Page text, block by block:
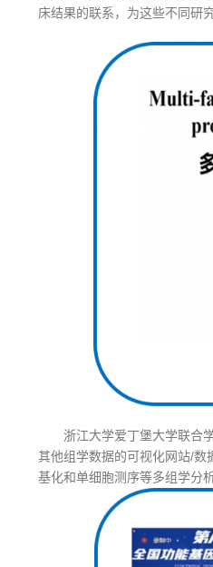
床结果的联系，为这些不同研
浙江大学爱丁堡大学联合
其他组学数据的可视化网站/
基化和单细胞测序等多组学分